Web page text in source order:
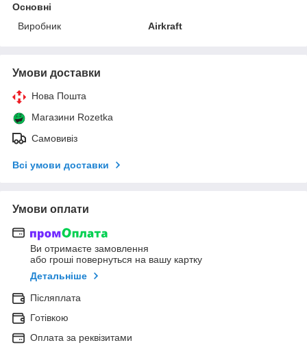
Основні
Виробник
Airkraft
Умови доставки
Нова Пошта
Магазини Rozetka
Самовивіз
Всі умови доставки
Умови оплати
Ви отримаєте замовлення
або гроші повернуться на вашу картку
Детальніше
Післяплата
Готівкою
Оплата за реквізитами